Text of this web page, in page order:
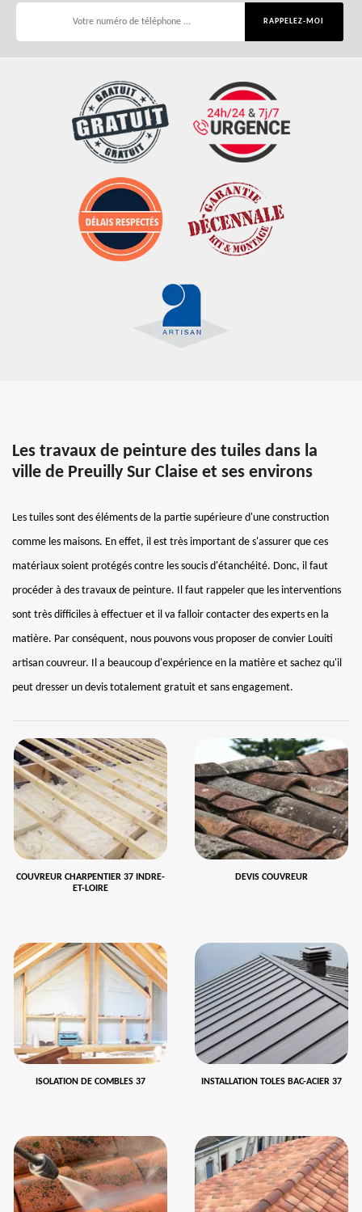
Les travaux de peinture des tuiles dans la
ville de Preuilly Sur Claise et ses environs
Les tuiles sont des éléments de la partie supérieure d'une construction
comme les maisons. En effet, il est très important de s'assurer que ces
matériaux soient protégés contre les soucis d'étanchéité. Donc, il faut
procéder à des travaux de peinture. Il faut rappeler que les interventions
sont très difficiles à effectuer et il va falloir contacter des experts en la
matière. Par conséquent, nous pouvons vous proposer de convier Louiti
artisan couvreur. Il a beaucoup d'expérience en la matière et sachez qu'il
peut dresser un devis totalement gratuit et sans engagement.
COUVREUR CHARPENTIER 37 INDRE-
ET-LOIRE
DEVIS COUVREUR
ISOLATION DE COMBLES 37 INSTALLATION TOLES BAC-ACIER 37